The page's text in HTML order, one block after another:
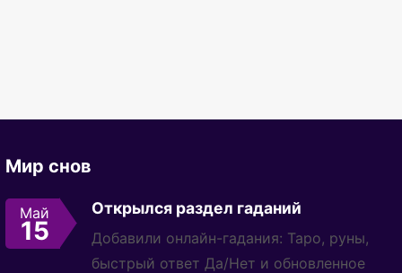
Мир снов
Май
15
Открылся раздел гаданий
Добавили онлайн-гадания: Таро, руны,
быстрый ответ Да/Нет и обновленное